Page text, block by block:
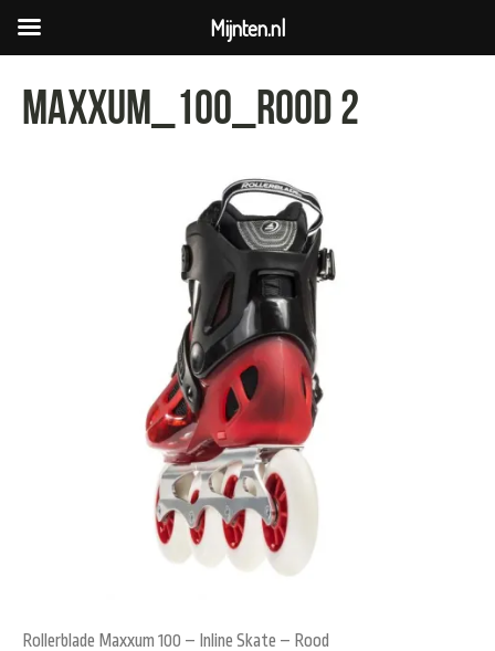
MAXXUM_100_rood 2
Rollerblade Maxxum 100 – Inline Skate – Rood
Mijnten.nl